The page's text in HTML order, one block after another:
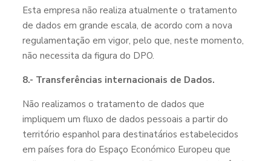
Esta empresa não realiza atualmente o tratamento
de dados em grande escala, de acordo com a nova
regulamentação em vigor, pelo que, neste momento,
não necessita da figura do DPO.
8.- Transferências internacionais de Dados.
Não realizamos o tratamento de dados que
impliquem um fluxo de dados pessoais a partir do
território espanhol para destinatários estabelecidos
em países fora do Espaço Económico Europeu que